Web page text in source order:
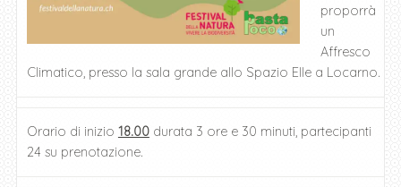
proporrà
un
Affresco
Climatico, presso la sala grande allo Spazio Elle a Locarno.
Orario di inizio 18.00durata 3 ore e 30 minuti, partecipanti
24 su prenotazione.